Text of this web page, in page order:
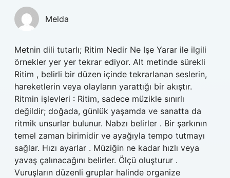
Melda
Metnin dili tutarlı; Ritim Nedir Ne Işe Yarar ile ilgili
örnekler yer yer tekrar ediyor. Alt metinde sürekli
Ritim , belirli bir düzen içinde tekrarlanan seslerin,
hareketlerin veya olayların yarattığı bir akıştır.
Ritmin işlevleri : Ritim, sadece müzikle sınırlı
değildir; doğada, günlük yaşamda ve sanatta da
ritmik unsurlar bulunur. Nabzı belirler . Bir şarkının
temel zaman birimidir ve ayağıyla tempo tutmayı
sağlar. Hızı ayarlar . Müziğin ne kadar hızlı veya
yavaş çalınacağını belirler. Ölçü oluşturur .
Vuruşların düzenli gruplar halinde organize